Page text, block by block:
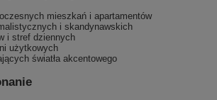
mieszkań i apartamentów
i skandynawskich
i stref dziennych
użytkowych
światła akcentowego